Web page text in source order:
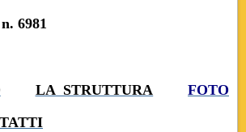
6981
LA STRUTTURA
FOTO